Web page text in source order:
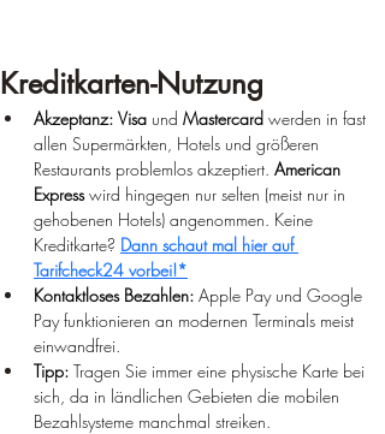
Kreditkarten-Nutzung
Akzeptanz: Visa und Mastercard werden in fast
allen Supermärkten, Hotels und größeren
Restaurants problemlos akzeptiert. American
Express wird hingegen nur selten (meist nur in
gehobenen Hotels) angenommen. Keine
Kreditkarte? Dann schaut mal hier auf
Tarifcheck24 vorbei!*
Kontaktloses Bezahlen: Apple Pay und Google
Pay funktionieren an modernen Terminals meist
einwandfrei.
Tipp: Tragen Sie immer eine physische Karte bei
sich, da in ländlichen Gebieten die mobilen
Bezahlsysteme manchmal streiken.